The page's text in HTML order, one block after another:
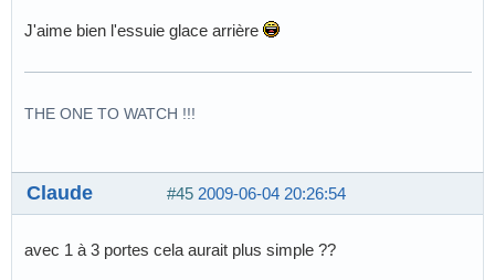
J'aime bien l'essuie glace arrière
THE ONE TO WATCH !!!
#45 2009-06-04 20:26:54
Claude
avec 1 à 3 portes cela aurait plus simple ??